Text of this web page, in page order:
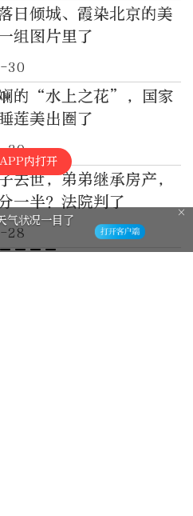
日倾城、霞染北京的美
组图片里了
30
的“水上之花”，国家
莲美出圈了
30
去世，弟弟继承房产，
一半？法院判了
28
APP内打开
报杯” 有奖征集